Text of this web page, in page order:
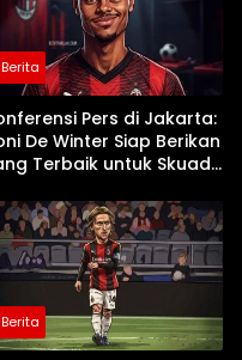
Berita
Pers di Jakarta:
De Winter Siap Berikan
Terbaik untuk Skuad
Berita